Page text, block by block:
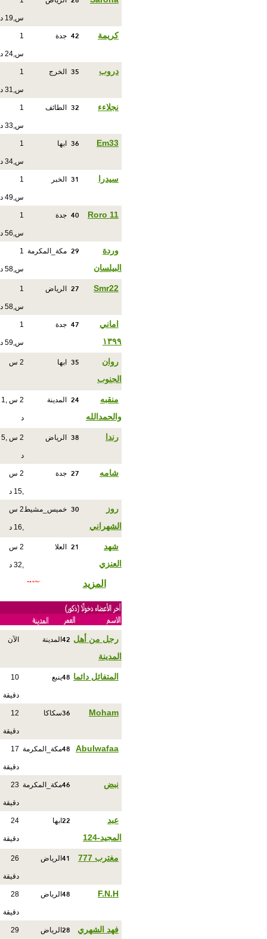
س,19 د
كريمة 42 جدة 1
س,24 د
دروب 35 الخرج 1
س,31 د
نجلاءء 32 الطائف 1
س,33 د
Em33
36 ابها 1
س,34 د
سيدرا 31 الخبر 1
س,49 د
Roro 11
40 جدة 1
س,56 د
وردة
البيلسان
29 مكة_المكرمة 1
س,58 د
Smr22
27 الرياض 1
س,58 د
اماني
١٣٩٩
47 جدة 1
س,59 د
روان
الجنوب
35 ابها 2 س
منقبه
والحمدالله
24 المدينة 2 س ,1
د
رندا 38 الرياض 2 س ,5
د
شامه 27 جدة 2 س
,15 د
روز
الشهراني
30 خميس_مشيط 2 س
,16 د
شهد
العنزي
21 العلا 2 س
,32 د
المزيد
رجل من أهل
المدينة
42 المدينة الآن
المتفائل دائما 48ينبع 10
دقيقة
Moham
36سكاكا 12
دقيقة
Abulwafaa
48مكة_المكرمة 17
دقيقة
نبض 46مكة_المكرمة 23
دقيقة
عبد
المجيد-124
22 ابها 24
دقيقة
مغترب 777 41 الرياض 26
دقيقة
F.N.H
48 الرياض 28
دقيقة
فهد الشهري
28 الرياض 29